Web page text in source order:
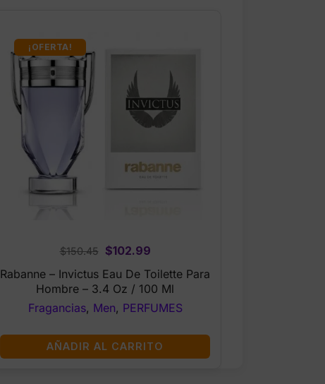
¡OFERTA!
$150.45
Original
price
was:
$150.45.
$102.99Current
price
is:
$102.99.
Rabanne – Invictus Eau De Toilette Para
Hombre – 3.4 Oz / 100 Ml
Fragancias, Men, PERFUMES
AÑADIR AL CARRITO